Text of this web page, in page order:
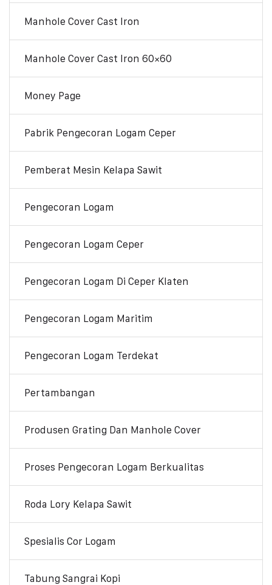
Manhole Cover Cast Iron
Manhole Cover Cast Iron 60×60
Money Page
Pabrik Pengecoran Logam Ceper
Pemberat Mesin Kelapa Sawit
Pengecoran Logam
Pengecoran Logam Ceper
Pengecoran Logam Di Ceper Klaten
Pengecoran Logam Maritim
Pengecoran Logam Terdekat
Pertambangan
Produsen Grating Dan Manhole Cover
Proses Pengecoran Logam Berkualitas
Roda Lory Kelapa Sawit
Spesialis Cor Logam
Tabung Sangrai Kopi